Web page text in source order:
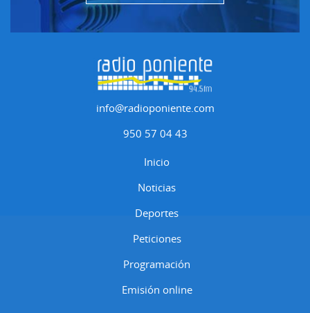
info@radioponiente.com
950 57 04 43
Inicio
Noticias
Deportes
Peticiones
Programación
Emisión online